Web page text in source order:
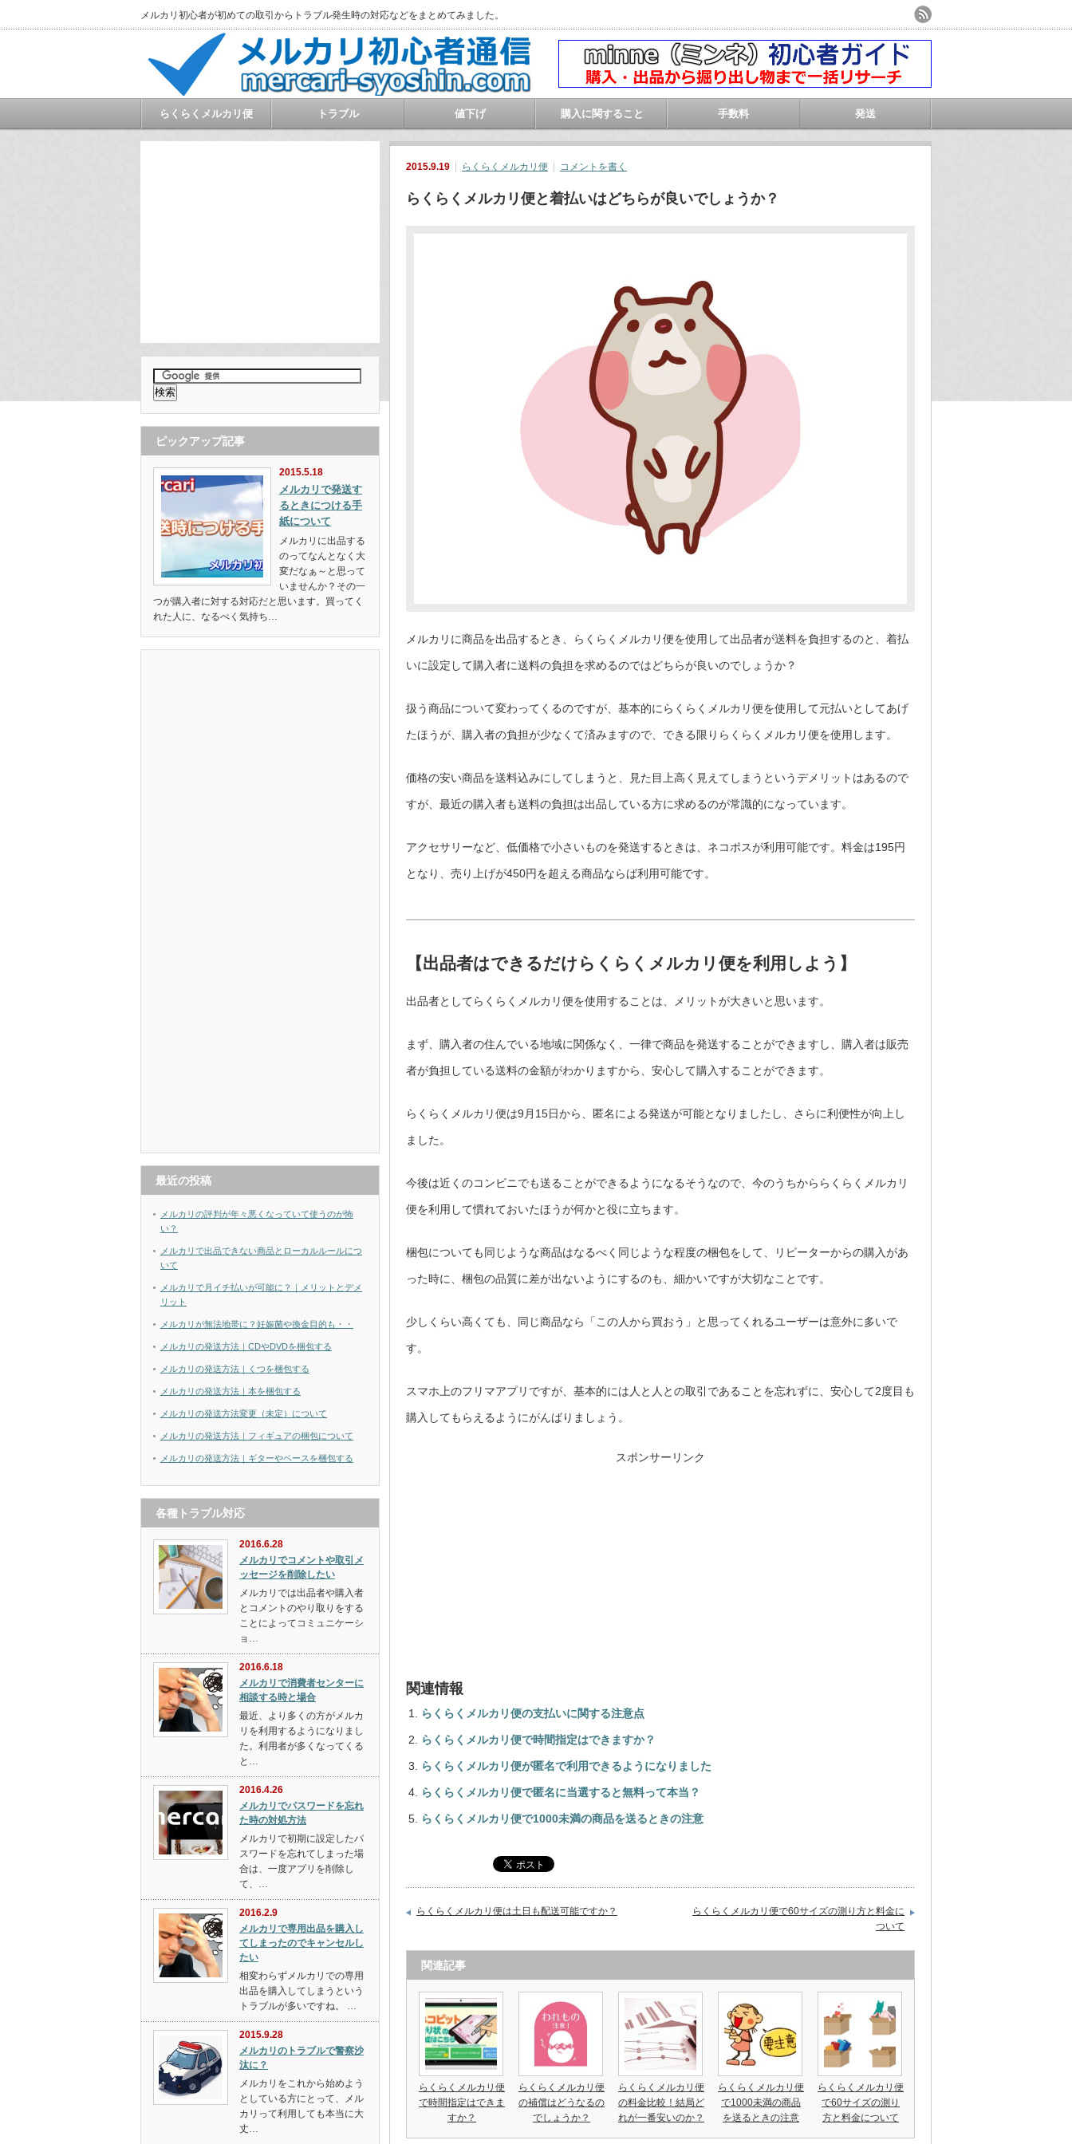
メルカリ初心者が初めての取引からトラブル発生時の対応などをまとめてみました。
らくらくメルカリ便 トラブル 値下げ 購入に関すること 手数料 発送
2015.9.19 らくらくメルカリ便 コメントを書く
らくらくメルカリ便と着払いはどちらが良いでしょうか？
メルカリに商品を出品するとき、らくらくメルカリ便を使用して出品者が送料を負担するのと、着払
いに設定して購入者に送料の負担を求めるのではどちらが良いのでしょうか？
扱う商品について変わってくるのですが、基本的にらくらくメルカリ便を使用して元払いとしてあげ
たほうが、購入者の負担が少なくて済みますので、できる限りらくらくメルカリ便を使用します。
価格の安い商品を送料込みにしてしまうと、見た目上高く見えてしまうというデメリットはあるので
すが、最近の購入者も送料の負担は出品している方に求めるのが常識的になっています。
アクセサリーなど、低価格で小さいものを発送するときは、ネコポスが利用可能です。料金は195円
となり、売り上げが450円を超える商品ならば利用可能です。
【出品者はできるだけらくらくメルカリ便を利用しよう】
出品者としてらくらくメルカリ便を使用することは、メリットが大きいと思います。
まず、購入者の住んでいる地域に関係なく、一律で商品を発送することができますし、購入者は販売
者が負担している送料の金額がわかりますから、安心して購入することができます。
らくらくメルカリ便は9月15日から、匿名による発送が可能となりましたし、さらに利便性が向上し
ました。
今後は近くのコンビニでも送ることができるようになるそうなので、今のうちかららくらくメルカリ
便を利用して慣れておいたほうが何かと役に立ちます。
梱包についても同じような商品はなるべく同じような程度の梱包をして、リピーターからの購入があ
った時に、梱包の品質に差が出ないようにするのも、細かいですが大切なことです。
少しくらい高くても、同じ商品なら「この人から買おう」と思ってくれるユーザーは意外に多いで
す。
スマホ上のフリマアプリですが、基本的には人と人との取引であることを忘れずに、安心して2度目も
購入してもらえるようにがんばりましょう。
スポンサーリンク
関連情報
らくらくメルカリ便の支払いに関する注意点
らくらくメルカリ便で時間指定はできますか？
らくらくメルカリ便が匿名で利用できるようになりました
らくらくメルカリ便で匿名に当選すると無料って本当？
らくらくメルカリ便で1000未満の商品を送るときの注意
らくらくメルカリ便は土日も配送可能ですか？
らくらくメルカリ便で60サイズの測り方と料金に
ついて
関連記事
らくらくメルカリ便
で時間指定はできま
すか？
らくらくメルカリ便
の補償はどうなるの
でしょうか？
らくらくメルカリ便
の料金比較！結局ど
れが一番安いのか？
らくらくメルカリ便
で1000未満の商品
を送るときの注意
らくらくメルカリ便
で60サイズの測り
方と料金について
ピックアップ記事
2015.5.18
メルカリで発送す
るときにつける手
紙について
メルカリに出品する
のってなんとなく大
変だなぁ～と思って
いませんか？その一
つが購入者に対する対応だと思います。買ってく
れた人に、なるべく気持ち…
最近の投稿
メルカリの評判が年々悪くなっていて使うのが怖
い？
メルカリで出品できない商品とローカルルールにつ
いて
メルカリで月イチ払いが可能に？｜メリットとデメ
リット
メルカリが無法地帯に？妊娠菌や換金目的も・・
メルカリの発送方法｜CDやDVDを梱包する
メルカリの発送方法｜くつを梱包する
メルカリの発送方法｜本を梱包する
メルカリの発送方法変更（未定）について
メルカリの発送方法｜フィギュアの梱包について
メルカリの発送方法｜ギターやベースを梱包する
各種トラブル対応
2016.6.28
メルカリでコメントや取引メ
ッセージを削除したい
メルカリでは出品者や購入者
とコメントのやり取りをする
ことによってコミュニケーシ
ョ…
2016.6.18
メルカリで消費者センターに
相談する時と場合
最近、より多くの方がメルカ
リを利用するようになりまし
た。利用者が多くなってくる
と…
2016.4.26
メルカリでパスワードを忘れ
た時の対処方法
メルカリで初期に設定したパ
スワードを忘れてしまった場
合は、一度アプリを削除し
て、…
2016.2.9
メルカリで専用出品を購入し
てしまったのでキャンセルし
たい
相変わらずメルカリでの専用
出品を購入してしまうという
トラブルが多いですね。 …
2015.9.28
メルカリのトラブルで警察沙
汰に？
メルカリをこれから始めよう
としている方にとって、メル
カリって利用しても本当に大
丈…